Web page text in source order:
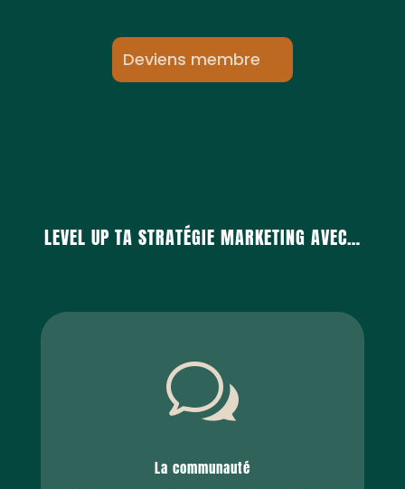
Deviens membre
LEVEL UP TA STRATÉGIE MARKETING AVEC…
w
La communauté